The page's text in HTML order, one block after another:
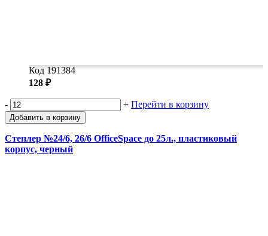
Код 191384
128 ₽
- + Перейти в корзину
Добавить в корзину
Степлер №24/6, 26/6 OfficeSpace до 25л., пластиковый
корпус, черный